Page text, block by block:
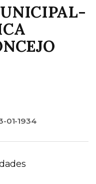
01-1934